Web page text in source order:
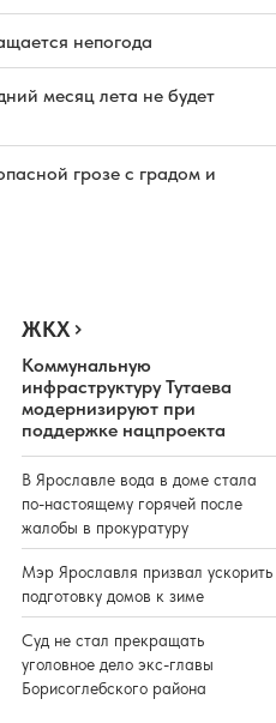
непогода
месяц лета не будет
грозе с градом и
ЖКХ
Коммунальную
инфраструктуру Тутаева
модернизируют при
поддержке нацпроекта
В Ярославле вода в доме стала
по-настоящему горячей после
жалобы в прокуратуру
Мэр Ярославля призвал ускорить
подготовку домов к зиме
Суд не стал прекращать
уголовное дело экс-главы
Борисоглебского района